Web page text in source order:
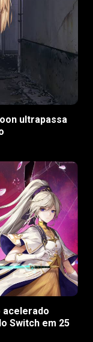
ultrapassa
Switch em 25